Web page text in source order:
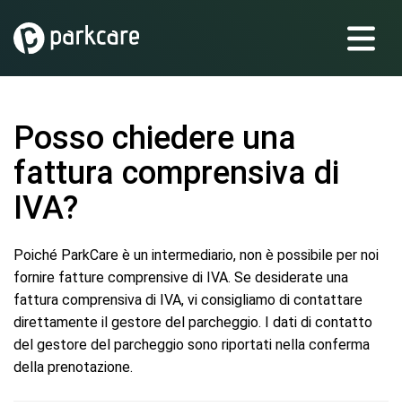
Posso chiedere una
fattura comprensiva di
IVA?
Poiché ParkCare è un intermediario, non è possibile per noi
fornire fatture comprensive di IVA. Se desiderate una
fattura comprensiva di IVA, vi consigliamo di contattare
direttamente il gestore del parcheggio. I dati di contatto
del gestore del parcheggio sono riportati nella conferma
della prenotazione.